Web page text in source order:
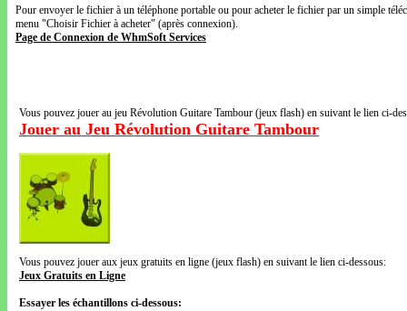
Pour envoyer le fichier à un téléphone portable ou pour acheter le fichier par un simple
menu "Choisir Fichier à acheter" (après connexion).
Page de Connexion de WhmSoft Services
Vous pouvez jouer au jeu Révolution Guitare Tambour (jeux flash) en suivant le lien ci-
Jouer au Jeu Révolution Guitare Tambour
Vous pouvez jouer aux jeux gratuits en ligne (jeux flash) en suivant le lien ci-dessous:
Jeux Gratuits en Ligne
Essayer les échantillons ci-dessous: